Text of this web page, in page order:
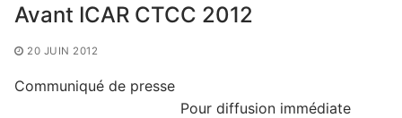
Avant ICAR CTCC 2012
20 JUIN 2012
Communiqué de presse
Pour diffusion immédiate